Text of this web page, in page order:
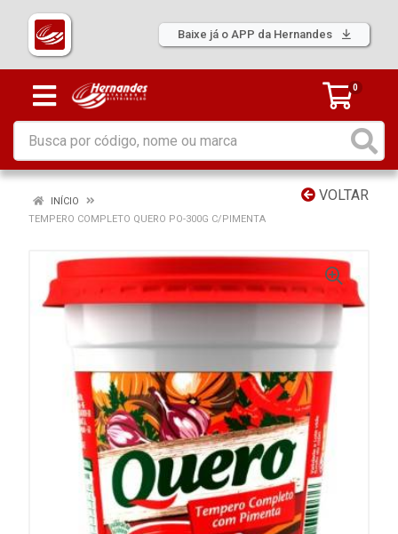
Baixe já o APP da Hernandes
0
VOLTAR
INÍCIO
TEMPERO COMPLETO QUERO PO-300G C/PIMENTA